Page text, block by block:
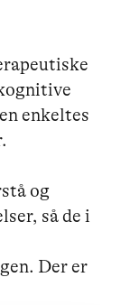
enkeltes
og
så de i
Der er